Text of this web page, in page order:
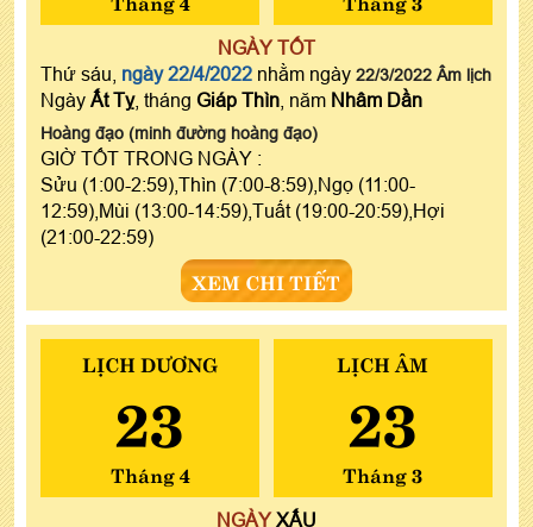
NGÀY TỐT
Thứ sáu, ngày 22/4/2022 nhằm ngày 22/3/2022 Âm lịch
Ngày Ất Tỵ, tháng Giáp Thìn , năm Nhâm Dần
Hoàng đạo (minh đường hoàng đạo)
GIỜ TỐT TRONG NGÀY :
Sửu (1:00-2:59),Thìn (7:00-8:59),Ngọ (11:00-
12:59),Mùi (13:00-14:59),Tuất (19:00-20:59),Hợi
(21:00-22:59)
XEM CHI TIẾT
LỊCH DƯƠNG
23
Tháng 4
LỊCH ÂM
23
Tháng 3
NGÀYXẤU